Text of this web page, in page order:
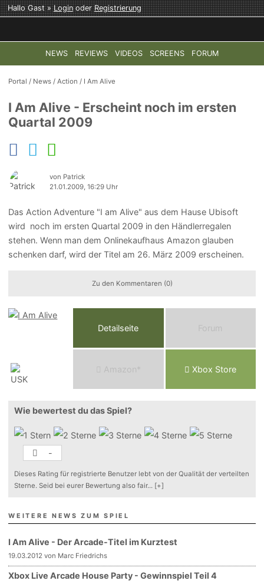
Hallo Gast »LoginoderRegistrierung
NEWS REVIEWS VIDEOS SCREENS FORUM
TOP-THEMEN: COD: MODERN WARFARE 4 HALO:
Portal / News /Action / I Am Alive
I Am Alive - Erscheint noch im ersten
Quartal 2009
von Patrick
21.01.2009, 16:29 Uhr
Das Action Adventure "I am Alive" aus dem Hause Ubisoft
wird noch im ersten Quartal 2009 in den Händlerregalen
stehen. Wenn man dem Onlinekaufhaus Amazon glauben
schenken darf, wird der Titel am 26. März 2009 erscheinen.
Zu den Kommentaren (0)
Detailseite Forum
Ama o n* Xbox Store
Wie bewertest du das Spiel?
-
Dieses Rating für registrierte Benutzer lebt von der Qualität der verteilten
Sterne. Seid bei eurer Bewertung also fair... [+]
WEITERE NEWS ZUM SPIEL
I Am Alive - Der Arcade-Titel im Kurztest
19.03.2012 von Marc Friedrichs
Xbox Live Arcade House Party - Gewinnspiel Teil 4